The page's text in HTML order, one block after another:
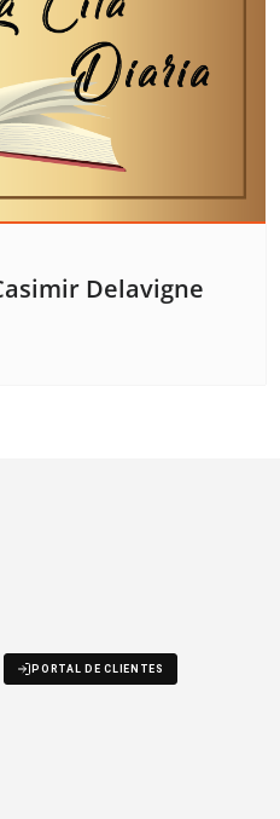
Delavigne
PORTAL DE CLIENTES